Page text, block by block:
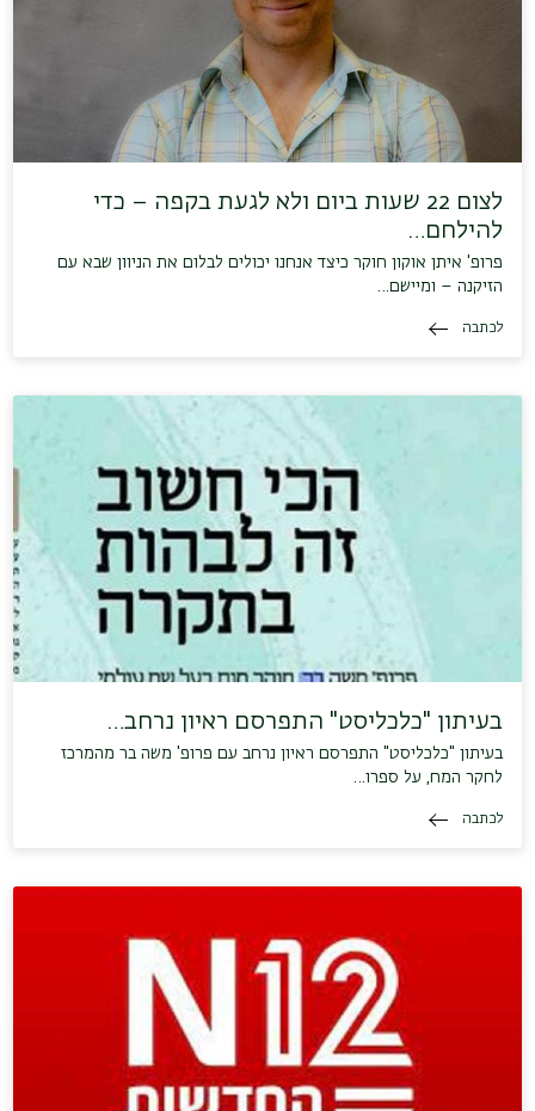
לצום 22 שעות ביום ולא לגעת בקפה – כדי
להילחם…
פרופ' איתן אוקון חוקר כיצד אנחנו יכולים לבלום את הניוון שבא עם
הזיקנה – ומיישם…
לכתבה
בעיתון "כלכליסט" התפרסם ראיון נרחב…
בעיתון "כלכליסט" התפרסם ראיון נרחב עם פרופ' משה בר מהמרכז
לחקר המח, על ספרו…
לכתבה